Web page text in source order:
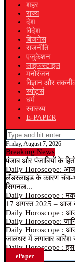
शहर
राज्य
देश
विदेश
बिजनेस
राजनीति
एजुकेशन
लाइफस्टाइल
मनोरंजन
विज्ञान और
स्पोर्ट्स
धर्म
स्वास्थ्य
E-PAPER
Friday, August 7, 2026
Breaking News
पंजाब और पंजाबियों के
Daily Horoscope: आज
लैंडस्लाइड के कारण चंबा-
सिगनल...
Daily Horoscope :
17 अगस्त 2025 – आज
Daily Horoscope : आज
Daily Horoscope:
Daily Horoscope : आज
जालंधर में लगातार
Daily Horoscope :
ePaper